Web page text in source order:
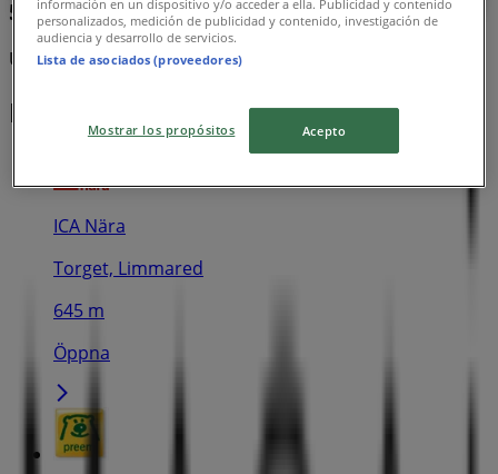
50% rabatt!
Utgår den 21/8
Närmaste butiker
ICA Nära
Torget, Limmared
645 m
Öppna
información en un dispositivo y/o acceder a ella. Publicidad y contenido
personalizados, medición de publicidad y contenido, investigación de
audiencia y desarrollo de servicios.
Lista de asociados (proveedores)
Mostrar los propósitos Acepto